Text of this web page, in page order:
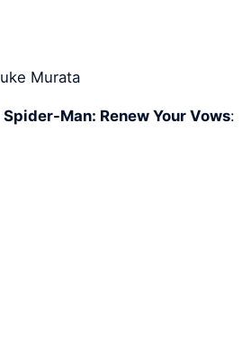
Murata
Man: Renew Your Vows: